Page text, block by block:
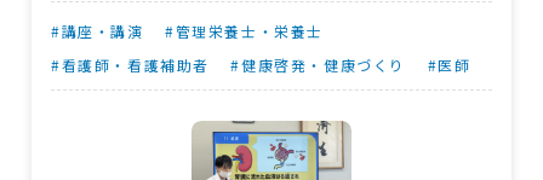
役割、慢性腎不全の定義」、上舘陽香管理栄養
士が「食事の基本的な知識と食事療法」を説
常生活の過ごし方や要因となる高血圧や生活習
慣病の予防法」の講話を実施しました。
#講座・講演
#管理栄養士・栄養士
#看護師・看護補助者
#健康啓発・健康づくり #医師